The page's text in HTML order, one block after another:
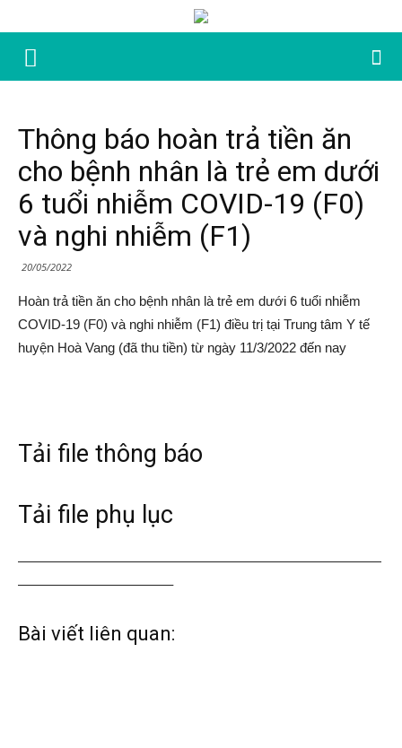
Thông báo hoàn trả tiền ăn
cho bệnh nhân là trẻ em dưới
6 tuổi nhiễm COVID-19 (F0)
và nghi nhiễm (F1)
20/05/2022
Hoàn trả tiền ăn cho bệnh nhân là trẻ em dưới 6 tuổi nhiễm
COVID-19 (F0) và nghi nhiễm (F1) điều trị tại Trung tâm Y tế
huyện Hoà Vang (đã thu tiền) từ ngày 11/3/2022 đến nay
Tải file thông báo
Tải file phụ lục
———————————————————————————
———————————–
Bài viết liên quan: